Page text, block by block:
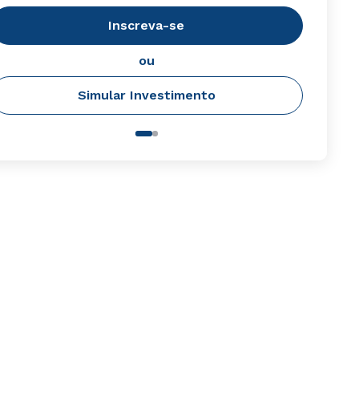
Inscreva-se
ou
Simular Investimento